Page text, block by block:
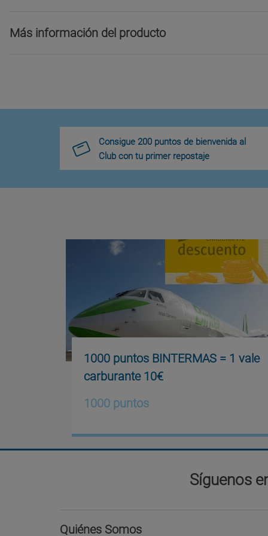
Más información del producto
Consigue 200 puntos de bienvenida al
Club con tu primer repostaje
1000 puntos BINTERMAS = 1 vale
carburante 10€
1000 puntos
Síguenos
Quiénes Somos